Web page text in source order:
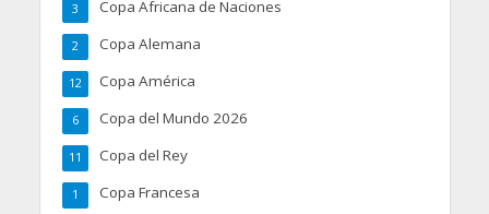
Copa Africana de Naciones
3
Copa Alemana
2
Copa América
12
Copa del Mundo 2026
6
Copa del Rey
11
Copa Francesa
1